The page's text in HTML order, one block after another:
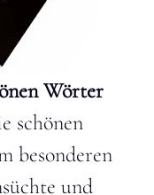
Wörter
schönen
besonderen
und